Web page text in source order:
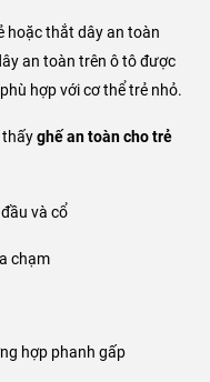
hoặc thắt dây an toàn
an toàn trên ô tô được
hợp với cơ thể trẻ nhỏ.
thấyghế an toàn cho trẻ
và cổ
chạm
hợp phanh gấp